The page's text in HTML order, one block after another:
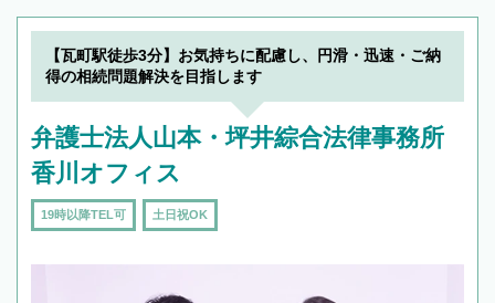
【瓦町駅徒歩3分】お気持ちに配慮し、円滑・迅速・ご納
得の相続問題解決を目指します
弁護士法人山本・坪井綜合法律事務所
香川オフィス
19時以降TEL可 土日祝OK